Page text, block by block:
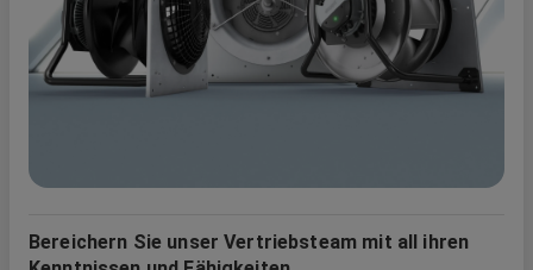
Bereichern Sie unser Vertriebsteam mit all ihren